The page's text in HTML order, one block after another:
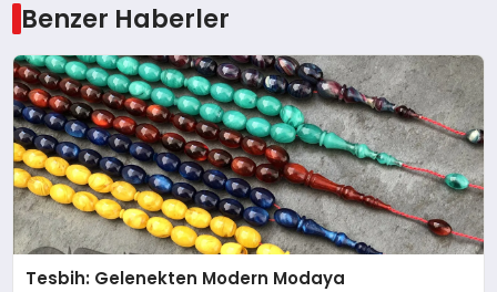
Benzer Haberler
Tesbih: Gelenekten Modern Modaya